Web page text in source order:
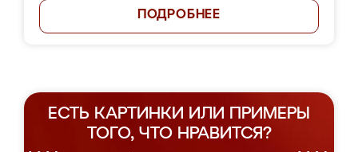
ПОДРОБНЕЕ
ЕСТЬ КАРТИНКИ ИЛИ ПРИМЕРЫ
ТОГО, ЧТО НРАВИТСЯ?